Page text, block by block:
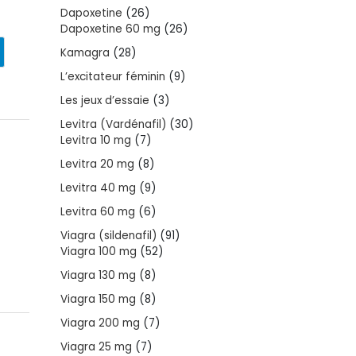
products
Dapoxetine 2626
products
Dapoxetine 60 mg 2626
Kamagra 2828
products
L’excitateur féminin 99
Les jeux d’essaie 33
products
Levitra (Vardénafil) 3030
Levitra 10 mg 77
products
Levitra 20 mg 88
products
Levitra 40 mg 99
products
Levitra 60 mg 66
products
Viagra (sildenafil) 9191
Viagra 100 mg 5252
Viagra 130 mg 88
products
Viagra 150 mg 88
products
Viagra 200 mg 77
Viagra 25 mg 77